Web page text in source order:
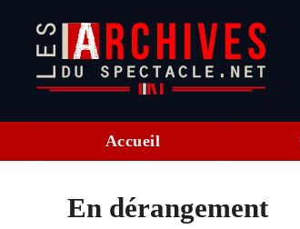
Accueil
En dérangement